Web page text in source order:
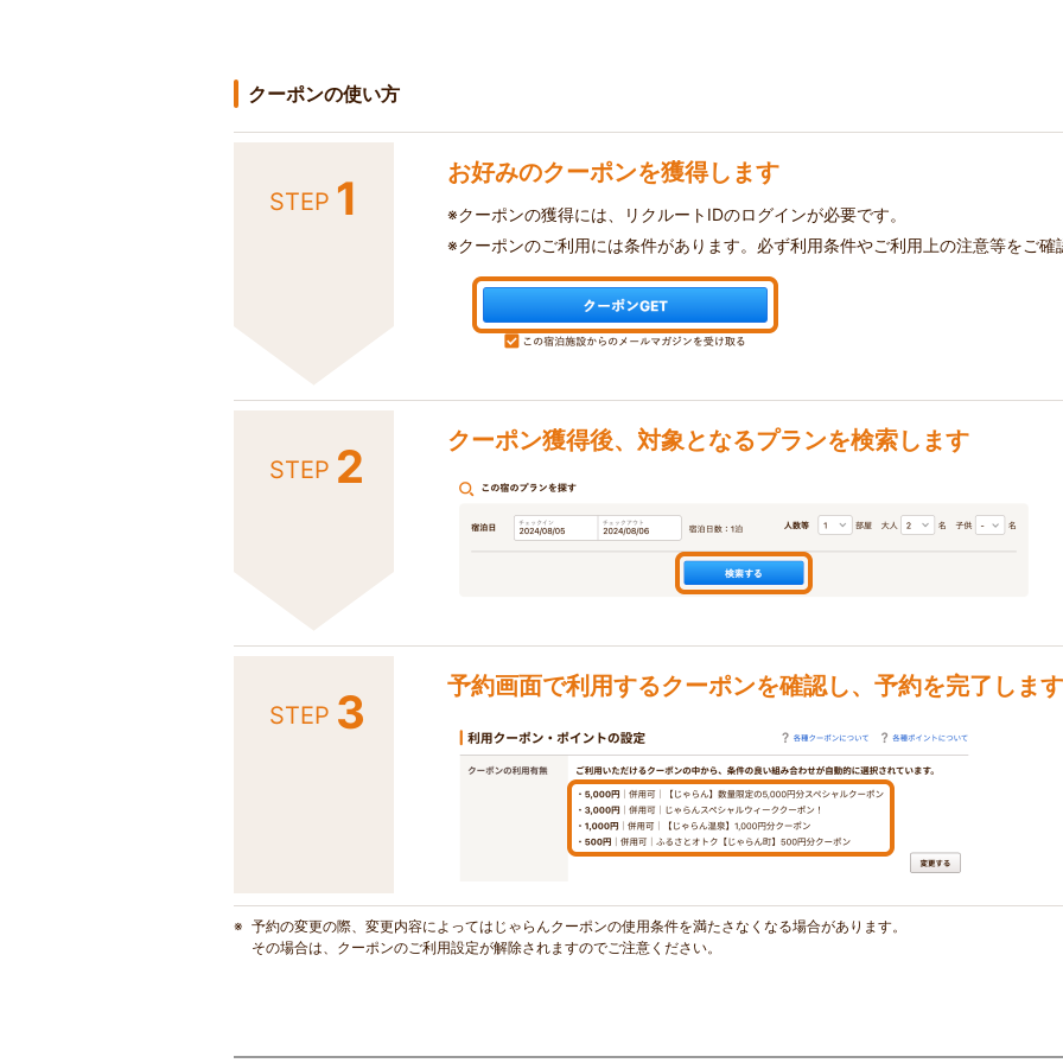
クーポンの使い方
STEP 1 お好みのクーポンを獲得します
※クーポンの獲得には、リクルートIDのログインが必要です。
※クーポンのご利用には条件があります。必ず利用条件やご利用上の注意等をご確
STEP 2 クーポン獲得後、対象となるプランを検索します
STEP 3 予約画面で利用するクーポンを確認し、予約を完了します
予約の変更の際、変更内容によってはじゃらんクーポンの使用条件を満たさなくなる場合があります。
その場合は、クーポンのご利用設定が解除されますのでご注意ください。